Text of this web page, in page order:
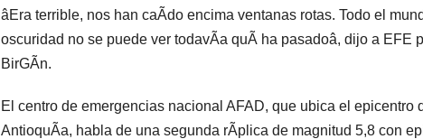
âEra terrible, nos han caÃdo encima ventanas rotas. Todo el
oscuridad no se puede ver todavÃa quÃ ha pasadoâ, dijo a EFE
BirGÃn.
El centro de emergencias nacional AFAD, que ubica el
AntioquÃa, habla de una segunda rÃplica de magnitud 5,8 con